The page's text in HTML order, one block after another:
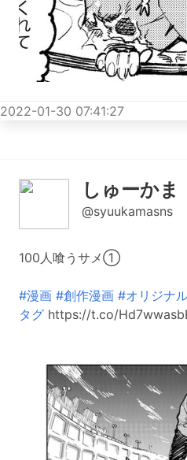
2022-01-30 07:41:27
しゅーかま
@syuukamasns
100人喰うサメ①
#漫画 #創作漫画 #オリジナ
タグ https://t.co/